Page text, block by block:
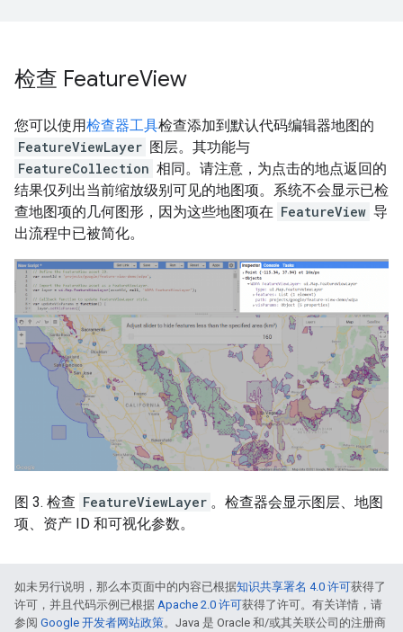
检查 FeatureView
您可以使用检查器工具检查添加到默认代码编辑器地图的
FeatureViewLayer 图层。其功能与
FeatureCollection 相同。请注意，为点击的地点返回的
结果仅列出当前缩放级别可见的地图项。系统不会显示已检
查地图项的几何图形，因为这些地图项在 FeatureView 导
出流程中已被简化。
图 3. 检查 FeatureViewLayer 。检查器会显示图层、地图
项、资产 ID 和可视化参数。
如未另行说明，那么本页面中的内容已根据知识共享署名 4.0 许可获得了
许可，并且代码示例已根据 Apache 2.0 许可获得了许可。有关详情，请
参阅 Google 开发者网站政策。Java 是 Oracle 和/或其关联公司的注册商